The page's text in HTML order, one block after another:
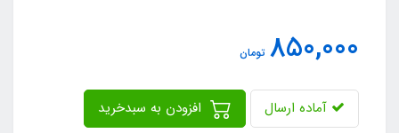
850,000 تومان
آماده ارسال